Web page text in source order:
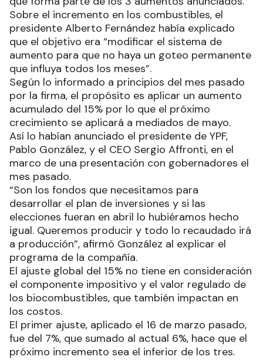
Sobre el incremento en los combustibles, el
presidente Alberto Fernández había explicado
que el objetivo era “modificar el sistema de
aumento para que no haya un goteo permanente
que influya todos los meses”.
Según lo informado a principios del mes pasado
por la firma, el propósito es aplicar un aumento
acumulado del 15% por lo que el próximo
crecimiento se aplicará a mediados de mayo.
Así lo habían anunciado el presidente de YPF,
Pablo González, y el CEO Sergio Affronti, en el
marco de una presentación con gobernadores el
mes pasado.
“Son los fondos que necesitamos para
desarrollar el plan de inversiones y si las
elecciones fueran en abril lo hubiéramos hecho
igual. Queremos producir y todo lo recaudado irá
a producción”, afirmó González al explicar el
programa de la compañía.
El ajuste global del 15% no tiene en consideración
el componente impositivo y el valor regulado de
los biocombustibles, que también impactan en
los costos.
El primer ajuste, aplicado el 16 de marzo pasado,
fue del 7%, que sumado al actual 6%, hace que el
próximo incremento sea el inferior de los tres.